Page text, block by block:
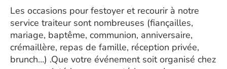
Les occasions pour festoyer et recourir à notre
service traiteur sont nombreuses (fiançailles,
mariage, baptême, communion, anniversaire,
crémaillère, repas de famille, réception privée,
brunch…) .Que votre événement soit organisé chez